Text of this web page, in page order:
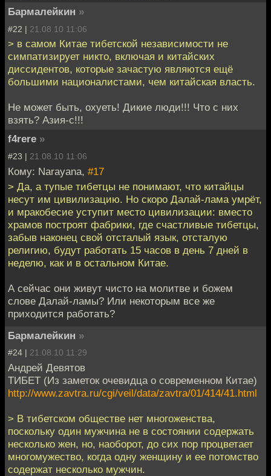
Бармалейкин »
#22 | 21.08.10 11:06
> в самом Китае тибетской независимости не
симпатизирует никто, включая и китайских
диссидентов, которые зачастую являются ещё
большими националистами, чем китайская власть.
Не может быть, охуеть! Дикие люди!!! Что с них
взять? Азия-с!!!
f4rere »
#23 | 21.08.10 11:06
Кому: Narayana, #17
> Да, а тупые тибетцы не понимают, что китайцы
несут им цивилизацию. Но скоро Далай-лама умрёт,
и мракобесие уступит место цивилизации: вместо
храмов построят фабрики, где счастливые тибетцы,
забыв наконец свой отсталый язык, отсталую
религию, будут работать 15 часов в день 7 дней в
неделю, как и в остальном Китае.
А сейчас они живут чисто на молитве и божем
слове Далай-ламы? Или некоторым все же
приходится работать?
Бармалейкин »
#24 | 21.08.10 11:29
Андрей Девятов
ТИБЕТ (Из заметок очевидца о современном Китае)
http://www.zavtra.ru/cgi/veil/data/zavtra/01/414/41.html
> В тибетском обществе нет многоженства,
поскольку один мужчина не в состоянии содержать
несколько жен, но, наоборот, до сих пор процветает
многомужество, когда одну женщину и ее потомство
содержат несколько мужчин.